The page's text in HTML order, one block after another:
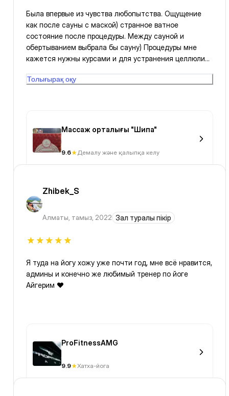
Была впервые из чувства любопытства. Ощущение
как после сауны с маской) странное ватное
состояние после процедуры. Между сауной и
обертыванием выбрала бы сауну) Процедуры мне
кажется нужны курсами и для устранения целлюлита
качества кожи.
Толығырақ оқу
Массаж орталығы "Шипа"
9.6 Демалу және қалыпқа келу
Zhibek_S
Алматы, тамыз, 2022 Зал туралы пікір
Я туда на йогу хожу уже почти год, мне всё нравится,
админы и конечно же любимый тренер по йоге
Айгерим ❤️
ProFitnessAMG
9.9 Хатха-йога